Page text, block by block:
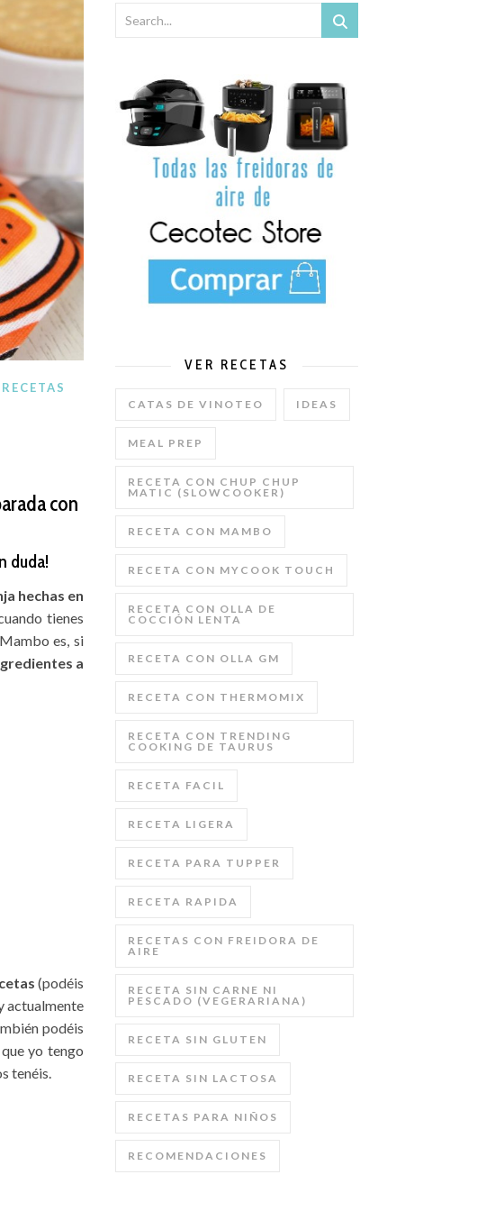
y Mambo de Cecotec.
RECETAS
con
duda!
hechas en
tienes
es, si
a
(podéis
actualmente
podéis
yo tengo
tenéis.
VER RECETAS
CATAS DE VINOTEO IDEAS
MEAL PREP
RECETA CON CHUP CHUP
MATIC (SLOWCOOKER)
RECETA CON MAMBO
RECETA CON MYCOOK TOUCH
RECETA CON OLLA DE
COCCIÓN LENTA
RECETA CON OLLA GM
RECETA CON THERMOMIX
RECETA CON TRENDING
COOKING DE TAURUS
RECETA FACIL
RECETA LIGERA
RECETA PARA TUPPER
RECETA RAPIDA
RECETAS CON FREIDORA DE
AIRE
RECETA SIN CARNE NI
PESCADO (VEGERARIANA)
RECETA SIN GLUTEN
RECETA SIN LACTOSA
RECETAS PARA NIÑOS
RECOMENDACIONES